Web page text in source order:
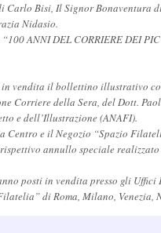
Carlo Bisi, Il Signor Bonaventura
Nidasio.
ANNI DEL CORRIERE DEI
in vendita il bollettino illustrativo
Corriere della Sera, del Dott.
e dell’Illustrazione (ANAFI).
Centro e il Negozio “Spazio
annullo speciale
posti in vendita presso gli
di Roma, Milano, Venezia,